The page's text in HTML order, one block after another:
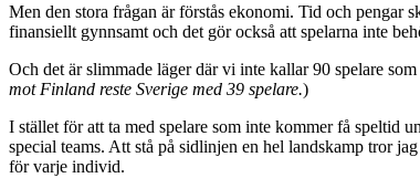
Men den stora frågan är förstås ekonomi. Tid och pengar
finansiellt gynnsamt och det gör också att spelarna inte
Och det är slimmade läger där vi inte kallar 90 spelare
mot Finland reste Sverige med 39 spelare.)
I stället för att ta med spelare som inte kommer få speltid
special teams. Att stå på sidlinjen en hel landskamp tror
för varje individ.